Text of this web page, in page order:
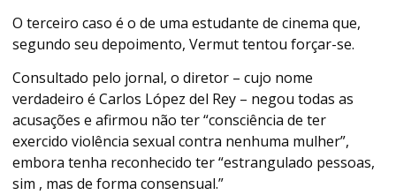
O terceiro caso é o de uma estudante de cinema que,
segundo seu depoimento, Vermut tentou forçar-se.
Consultado pelo jornal, o diretor – cujo nome
verdadeiro é Carlos López del Rey – negou todas as
acusações e afirmou não ter “consciência de ter
exercido violência sexual contra nenhuma mulher”,
embora tenha reconhecido ter “estrangulado pessoas,
sim , mas de forma consensual.”